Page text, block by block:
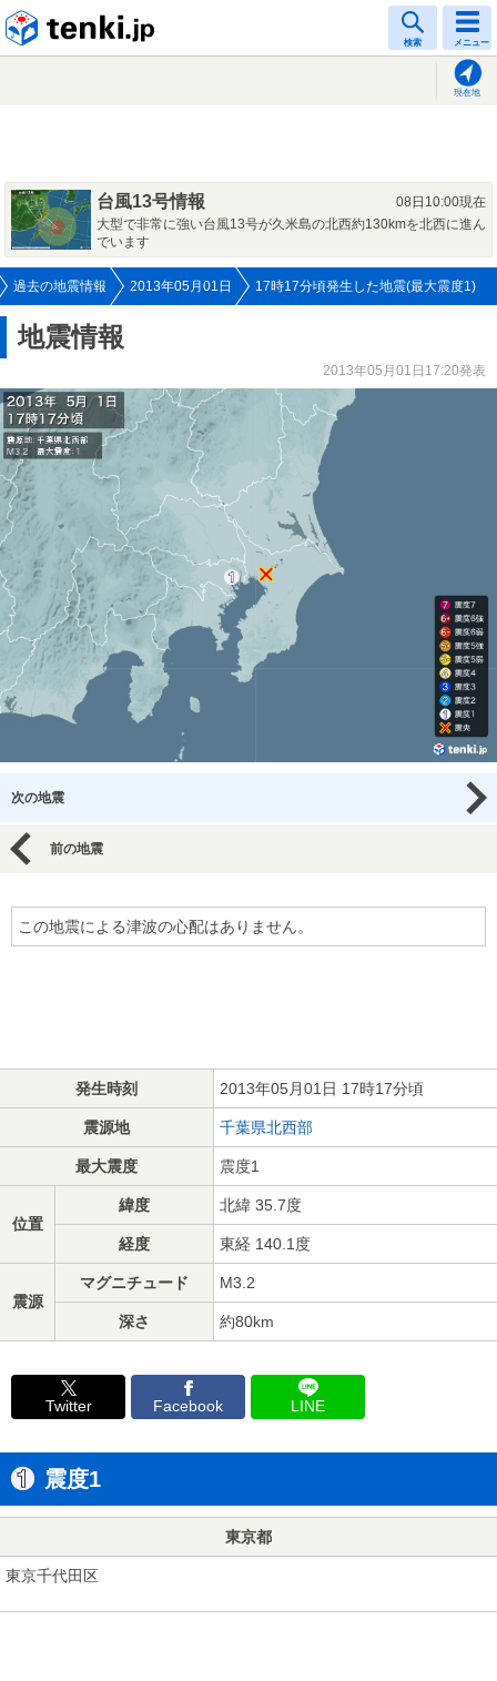
検索 メニュー
現在地
台風13号情報
08日10:00現在
大型で非常に強い台風13号が久米島の北西約130kmを北西に進ん
でいます
過去の地震情報 2013年05月01日 17時17分頃発生した地震(最大震度1)
地震情報
2013年05月01日17:20発表
次の地震
前の地震
この地震による津波の心配はありません。
発生時刻 2013年05月01日 17時17分頃
震源地 千葉県北西部
最大震度 震度1
位置
緯度 北緯 35.7度
経度 東経 140.1度
震源
マグニチュード M3.2
深さ 約80km
Twitter Facebook LINE
震度1
東京都
東京千代田区